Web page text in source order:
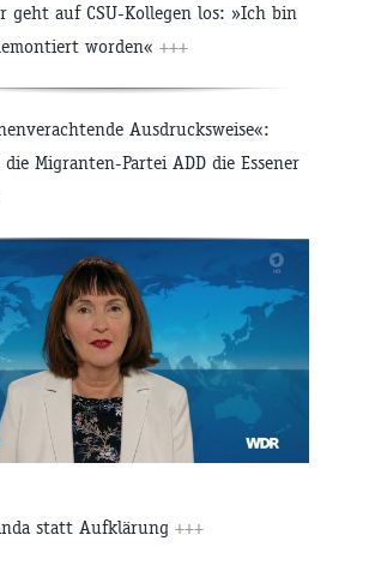
geht auf CSU-Kollegen los: »Ich bin
worden« +++
Ausdrucksweise«:
Migranten-Partei ADD die Essener
statt Aufklärung +++